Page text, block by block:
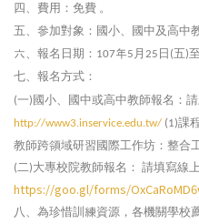
四、費用：免費 。
五、參加對象：國小、國中及高中
六、報名日期： 107年5 月 25 日 (五)至
七、報名方式：
(一) 國小、國中或高中教師報名：
http://www3.inservice.edu.tw/ (1)課
教師跨領域研習國際工作坊：整合
(二)大專校院教師報名： 請填寫線
https://goo.gl/forms/
八、為珍惜訓練資源，各機關學校